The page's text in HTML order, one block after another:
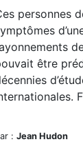
personnes
être
: Jean Hudon